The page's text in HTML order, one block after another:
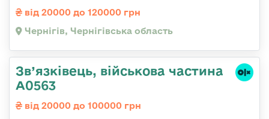
від 20000 до 120000 грн
Чернігів, Чернігівська область
Зв’язківець, військова частина
А0563
від 20000 до 100000 грн